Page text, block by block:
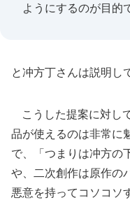
ようにするのが目的
と冲方丁さんは説明し
こうした提案に対し
品が使えるのは非常に
で、「つまりは冲方の
や、二次創作は原作の
悪意を持ってコソコソ